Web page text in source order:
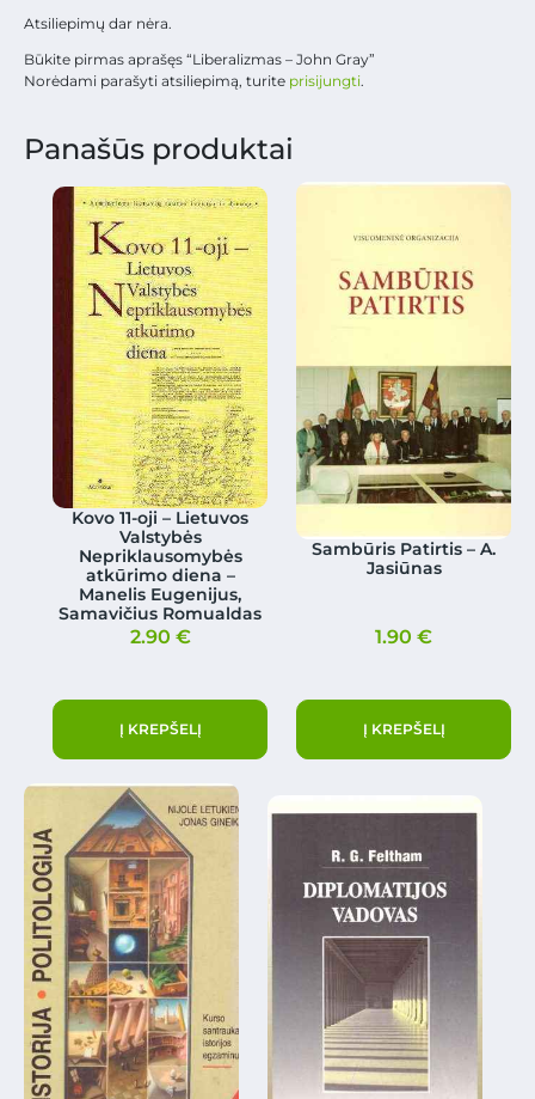
Atsiliepimų dar nėra.
Būkite pirmas aprašęs “Liberalizmas – John Gray”
Norėdami parašyti atsiliepimą, turite prisijungti.
Panašūs produktai
Kovo 11-oji – Lietuvos
Valstybės
Nepriklausomybės
atkūrimo diena –
Manelis Eugenijus,
Samavičius Romualdas
2.90 €
Į KREPŠELĮ
Sambūris Patirtis – A.
Jasiūnas
1.90€
Į KREPŠELĮ